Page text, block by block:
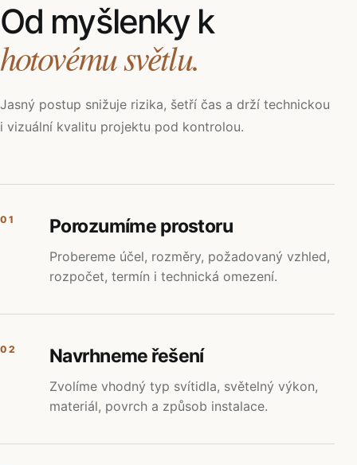
Od myšlenky k
hotovému světlu.
Jasný postup snižuje rizika, šetří čas a drží technickou
i vizuální kvalitu projektu pod kontrolou.
01 Porozumíme prostoru
Probereme účel, rozměry, požadovaný vzhled,
rozpočet, termín i technická omezení.
02 Navrhneme řešení
Zvolíme vhodný typ svítidla, světelný výkon,
materiál, povrch a způsob instalace.